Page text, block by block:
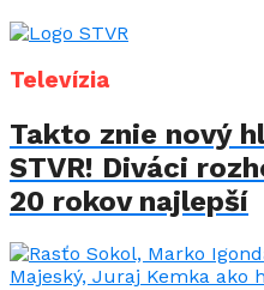
Televízia
Takto znie nový
STVR! Diváci
20 rokov najlepší